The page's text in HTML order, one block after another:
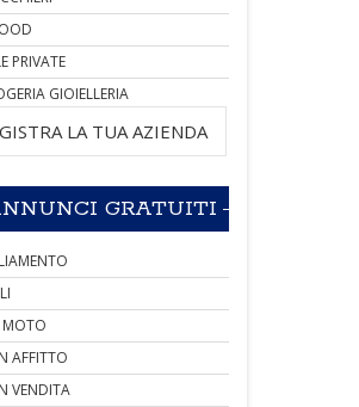
PRIVATE
GIOIELLERIA
LA TUA AZIENDA
GRATUITI
AFFITTO
VENDITA